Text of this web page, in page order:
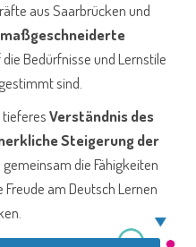
aus Saarbrücken und
maßgeschneiderte
die Bedürfnisse und Lernstile
sind.
tieferesVerständnis des
Steigerung der
gemeinsam die Fähigkeiten
am Deutsch Lernen